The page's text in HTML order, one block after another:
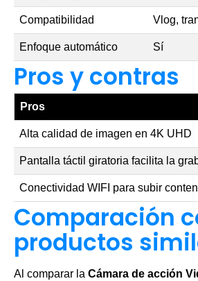
Compatibilidad Vlog,
Enfoque automático Sí
Pros y contras
Pros
Alta calidad de imagen en 4K UHD
Pantalla táctil giratoria facilita la
Conectividad WIFI para subir
Comparación
productos
Al comparar la Cámara de acción